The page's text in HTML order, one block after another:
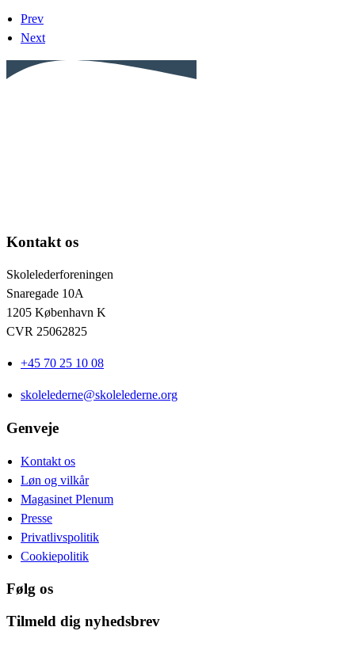
Prev
Next
Kontakt os
Skolelederforeningen
Snaregade 10A
1205 København K
CVR 25062825
+45 70 25 10 08
skolelederne@skolelederne.org
Genveje
Kontakt os
Løn og vilkår
Magasinet Plenum
Presse
Privatlivspolitik
Cookiepolitik
Følg os
Tilmeld dig nyhedsbrev